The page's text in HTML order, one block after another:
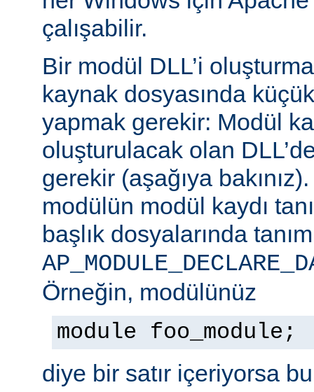
çalışabilir.
Bir modül DLL’i
kaynak dosyasında
yapmak gerekir: Modül
oluşturulacak olan
gerekir (aşağıya
modülün modül kaydı
başlık dosyalarında
Örneğin, modülünüz
module foo_module;
diye bir satır içeriyorsa